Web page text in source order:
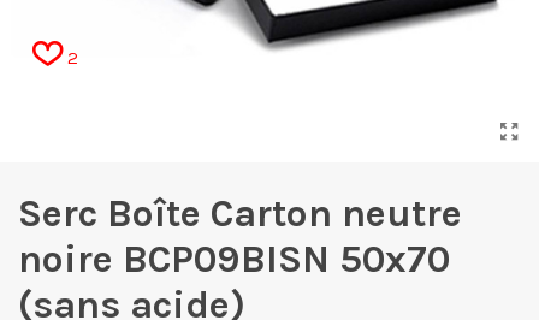
2
Serc Boîte Carton neutre
noire BCP09BISN 50x70
(sans acide)